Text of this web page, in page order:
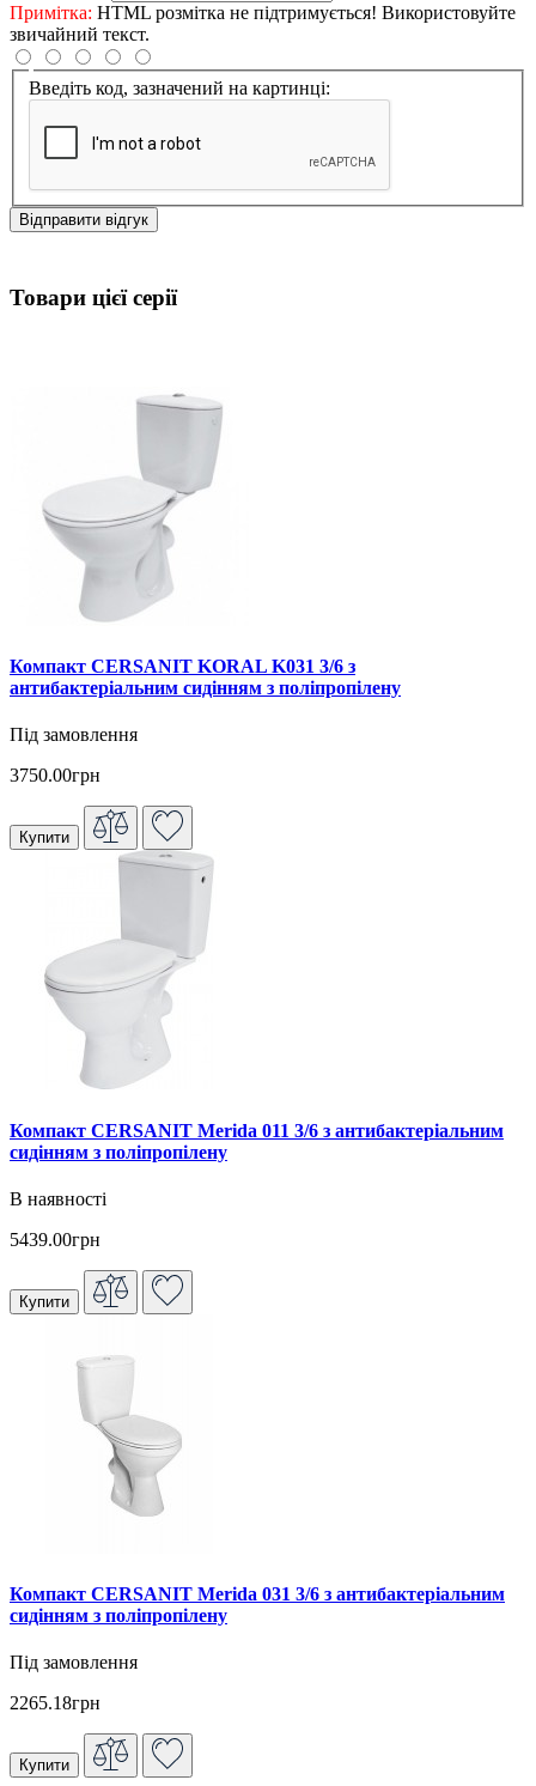
Примітка: HTML розмітка не підтримується! Використовуйте
звичайний текст.
Введіть код, зазначений на картинці:
Відправити відгук
Товари цієї серії
Компакт CERSANIT KORAL K031 3/6 з
антибактеріальним сидінням з поліпропілену
Під замовлення
3750.00грн
Купити
Компакт CERSANIT Merida 011 3/6 з антибактеріальним
сидінням з поліпропілену
В наявності
5439.00грн
Купити
Компакт CERSANIT Merida 031 3/6 з антибактеріальним
сидінням з поліпропілену
Під замовлення
2265.18грн
Купити